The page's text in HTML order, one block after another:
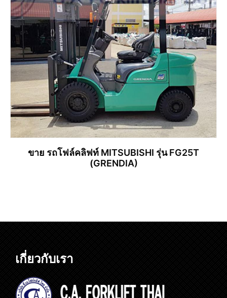
ขาย รถโฟล์คลิฟท์ MITSUBISHI รุ่น FG25T
(GRENDIA)
เกี่ยวกับเรา